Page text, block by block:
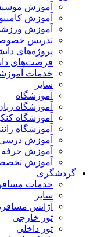
آموزش
آموزش
آموزش
تدریس
پروژه‌های
فرصت‌های
خدمات
سایر
آموزشگاه
آموزشگاه
آموزشگاه
آموزشگاه
آموزش
آموزش
آموزش
گردشگری
خدمات
سایر
آژانس
تور خارجی
تور داخلی